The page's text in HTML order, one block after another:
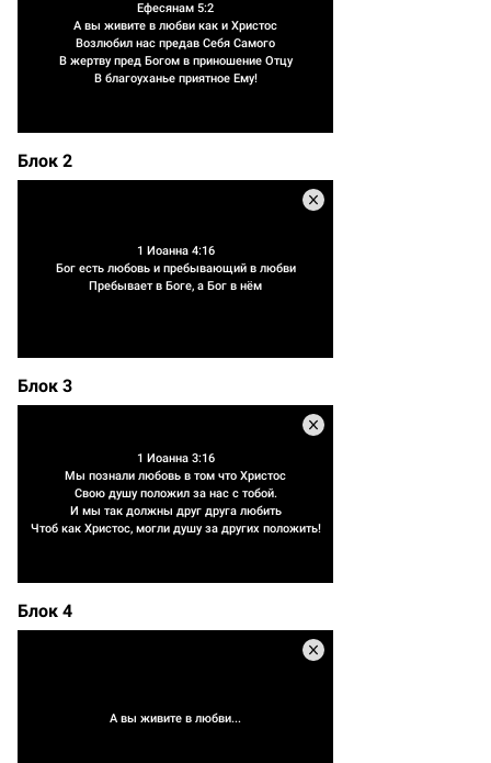
Ефесянам 5:2
А вы живите в любви как и Христос
Возлюбил нас предав Себя Самого
В жертву пред Богом в приношение Отцу
В благоуханье приятное Ему!
Блок 2
1 Иоанна 4:16
Бог есть любовь и пребывающий в любви
Пребывает в Боге, а Бог в нём
Блок 3
1 Иоанна 3:16
Мы познали любовь в том что Христос
Свою душу положил за нас с тобой.
И мы так должны друг друга любить
Чтоб как Христос, могли душу за других положить!
Блок 4
А вы живите в любви...